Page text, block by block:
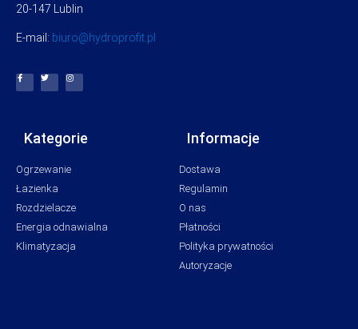
20-147 Lublin
E-mail: biuro@hydroprofit.pl
Kategorie
Ogrzewanie
Łazienka
Rozdzielacze
Energia odnawialna
Klimatyzacja
Informacje
Dostawa
Regulamin
O nas
Płatności
Polityka prywatności
Autoryzacje